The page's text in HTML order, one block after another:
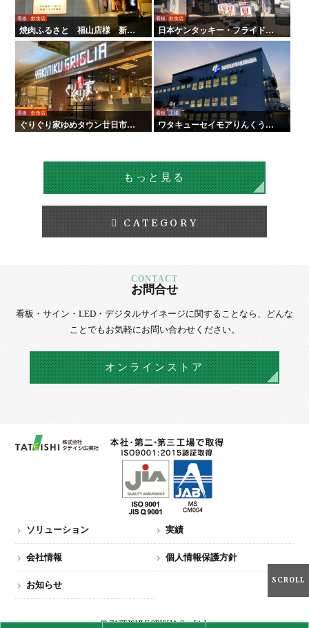
看板 飲食店
焼肉ふるさと 福山店様 新装
サイン工事
看板 飲食店
日本ケンタッキー・フライド・
チキン様 全国店舗サイン工事
看板 飲食店
ぐりぐり家ゆめタウン廿日市店
様 新装サイン工事
看板 工場
ワタキューセイモアりんくう工
場様 屋内外サイン工事
もっと見る
CATEGORY
SCROLL
お問合せ
看板・サイン・LED・デジタルサイネージに関することなら、
どんな
ことでもお気軽にお問い合わせください。
オンラインストア
ソリューション 実績
会社情報 個人情報保護方針
お知らせ
© TATEISHI KOBISHA Co.,Ltd.